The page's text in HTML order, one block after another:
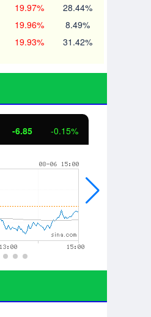
19.97% 28.44%
19.96% 8.49%
19.93% 31.42%
-0.15%